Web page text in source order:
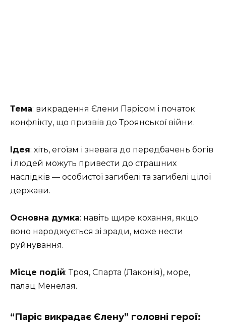
Тема: викрадення Єлени Парісом і початок
конфлікту, що призвів до Троянської війни.
Ідея: хіть, егоїзм і зневага до передбачень богів
і людей можуть привести до страшних
наслідків — особистої загибелі та загибелі цілої
держави.
Основна думка: навіть щире кохання, якщо
воно народжується зі зради, може нести
руйнування.
Місце подій: Троя, Спарта (Лаконія), море,
палац Менелая.
“Паріс викрадає Єлену” головні герої: